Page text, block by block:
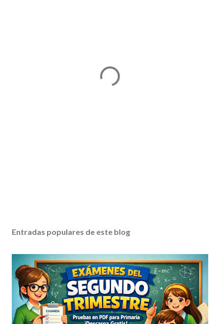
Entradas populares de este blog